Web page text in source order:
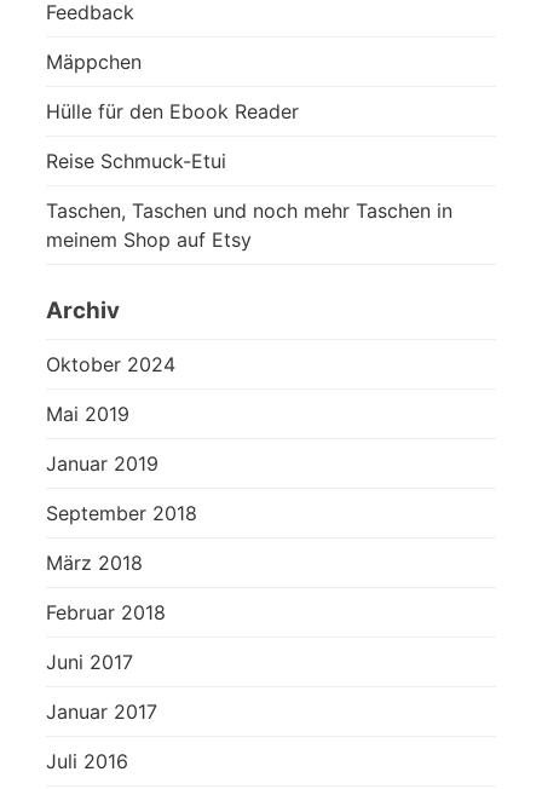
Feedback
Mäppchen
Hülle für den Ebook Reader
Reise Schmuck-Etui
Taschen, Taschen und noch mehr Taschen in
meinem Shop auf Etsy
Archiv
Oktober 2024
Mai 2019
Januar 2019
September 2018
März 2018
Februar 2018
Juni 2017
Januar 2017
Juli 2016